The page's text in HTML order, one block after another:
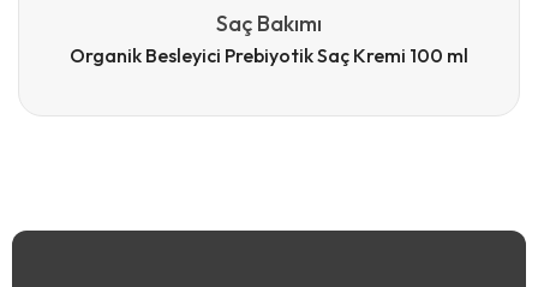
Saç Bakımı
Organik Besleyici Prebiyotik Saç Kremi 100 ml